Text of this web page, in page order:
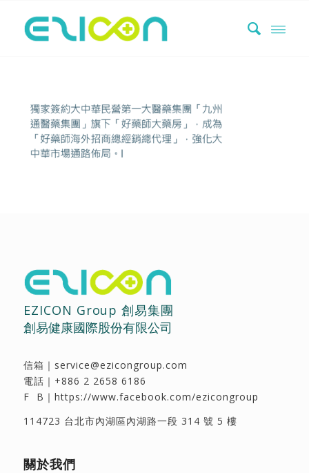
EZICON Group 創易集團
創易健康國際股份有限公司
信箱｜ service@ezicongroup.com
電話｜ +886 2 2658 6186
F B｜ https://www.facebook.com/ezicongroup
114723 台北市內湖區內湖路一段 314 號 5 樓
關於我們